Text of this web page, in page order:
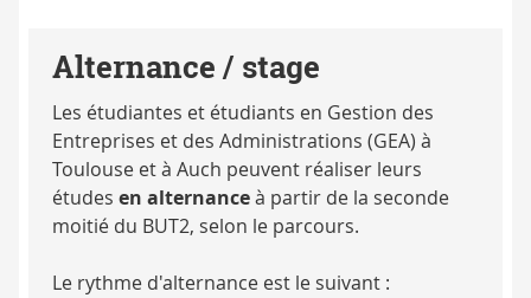
Alternance / stage
Les étudiantes et étudiants en Gestion des
Entreprises et des Administrations (GEA) à
Toulouse et à Auch peuvent réaliser leurs
études en alternanceà partir de la seconde
moitié du BUT2, selon le parcours.
Le rythme d'alternance est le suivant :